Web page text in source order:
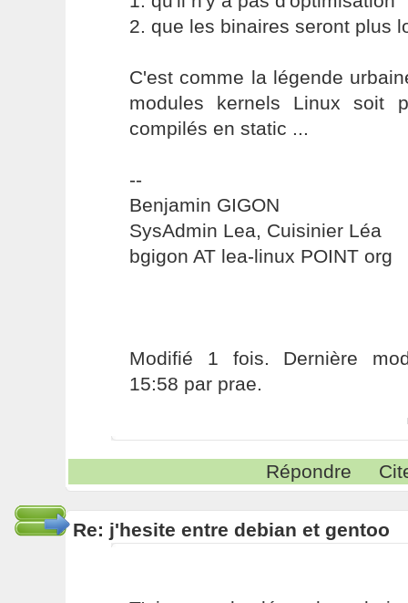
2. que les binaires seront plus
C'est comme la légende
modules kernels Linux soit
compilés en static ...
--
Benjamin GIGON
SysAdmin Lea, Cuisinier Léa
bgigon AT lea-linux POINT org
Modifié 1 fois. Dernière
15:58 par prae.
Répondre
Re: j'hesite entre debian et gentoo